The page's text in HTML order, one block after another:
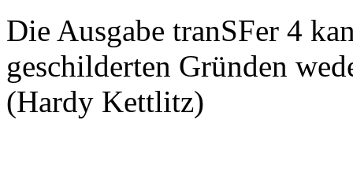
Die Ausgabe tranSFer 4
geschilderten Gründen
(Hardy Kettlitz)